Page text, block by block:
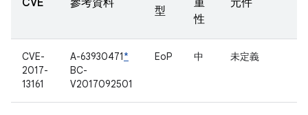
CVE 參考資料
型
重
性
元件
CVE-
2017-
13161
A-63930471*
BC-
V2017092501
EoP 中 未定義